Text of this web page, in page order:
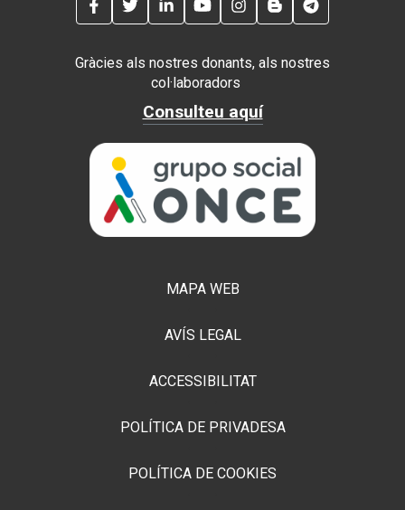
FACEBOOKTWITTERLINKEDINYOUTUBEINSTAGRAM
BLOG
Gràcies als nostres donants, als nostres
col·laboradors
Consulteu aquí
MAPA WEB
AVÍS LEGAL
ACCESSIBILITAT
POLÍTICA DE PRIVADESA
POLÍTICA DE COOKIES